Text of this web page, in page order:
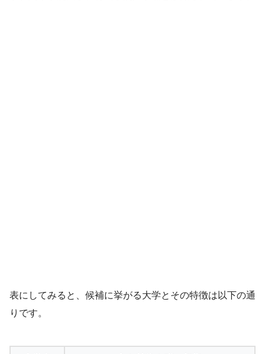
表にしてみると、候補に挙がる大学とその特徴は以下の通
りです。